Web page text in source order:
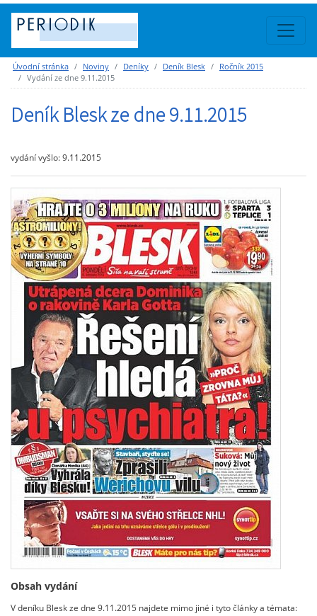
Úvodní stránka Noviny Deníky Deník Blesk
Ročník 2015
Vydání ze dne 9.11.2015
Deník Blesk ze dne 9.11.2015
vydání vyšlo: 9.11.2015
Obsah vydání
V deníku Blesk ze dne 9.11.2015 najdete mimo jiné i tyto články a témata: